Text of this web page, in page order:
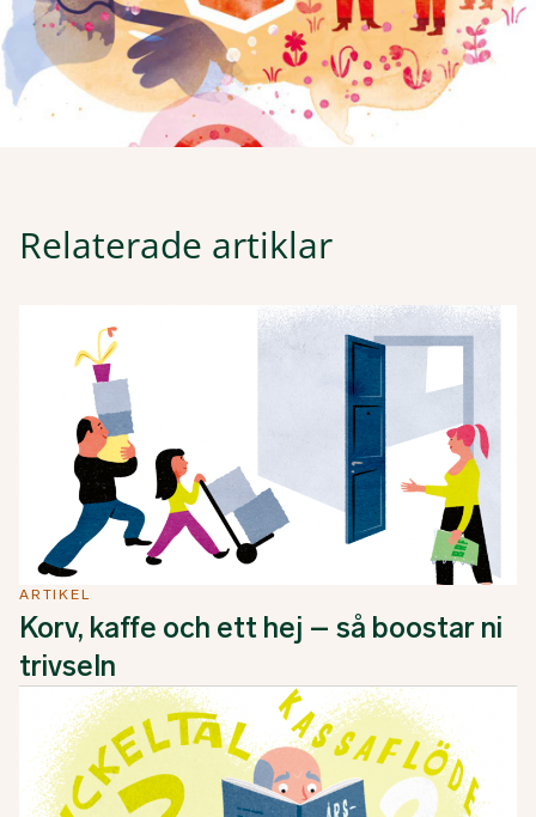
Relaterade artiklar
ARTIKEL
Korv, kaffe och ett hej – så boostar ni
trivseln